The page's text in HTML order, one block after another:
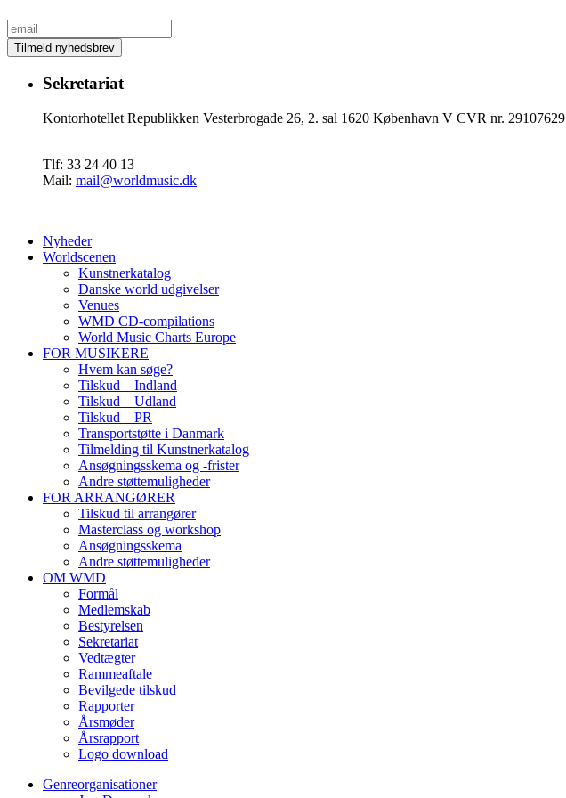
Sekretariat
Kontorhotellet Republikken Vesterbrogade 26, 2. sal 1620 København V CVR nr. 29107629
Tlf: 33 24 40 13
Mail: mail@worldmusic.dk
Nyheder
Worldscenen
Kunstnerkatalog
Danske world udgivelser
Venues
WMD CD-compilations
World Music Charts Europe
FOR MUSIKERE
Hvem kan søge?
Tilskud – Indland
Tilskud – Udland
Tilskud – PR
Transportstøtte i Danmark
Tilmelding til Kunstnerkatalog
Ansøgningsskema og -frister
Andre støttemuligheder
FOR ARRANGØRER
Tilskud til arrangører
Masterclass og workshop
Ansøgningsskema
Andre støttemuligheder
OM WMD
Formål
Medlemskab
Bestyrelsen
Sekretariat
Vedtægter
Rammeaftale
Bevilgede tilskud
Rapporter
Årsmøder
Årsrapport
Logo download
Genreorganisationer